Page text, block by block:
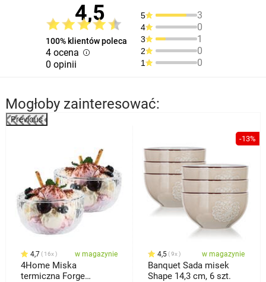
4,5
100% klientów poleca
4 ocena
0 opinii
5 3
4 0
3 1
2 0
1 0
Mogłoby zainteresować:
Previous
4,7 16x w magazynie
4Home Miska
termiczna Forge
-13%
4,5 9x w magazynie
Banquet Sada misek
Shape 14,3 cm, 6 szt.